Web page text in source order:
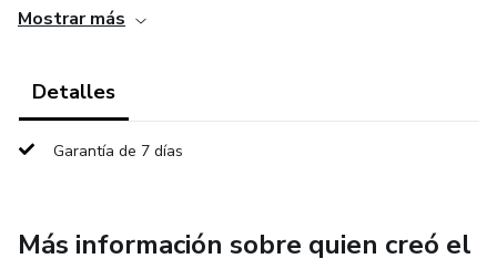
🌲 Pastel Selva Negra
⭐ Pastel Marta Rocha
profesionales y consejos prácticos para que logres
Mostrar más
Detalles
Garantía de 7 días
Más información sobre quien creó el